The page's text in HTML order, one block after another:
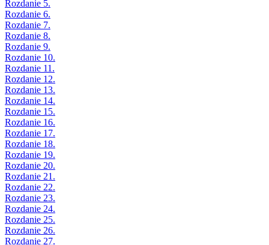
Rozdanie 5.
Rozdanie 6.
Rozdanie 7.
Rozdanie 8.
Rozdanie 9.
Rozdanie 10.
Rozdanie 11.
Rozdanie 12.
Rozdanie 13.
Rozdanie 14.
Rozdanie 15.
Rozdanie 16.
Rozdanie 17.
Rozdanie 18.
Rozdanie 19.
Rozdanie 20.
Rozdanie 21.
Rozdanie 22.
Rozdanie 23.
Rozdanie 24.
Rozdanie 25.
Rozdanie 26.
Rozdanie 27.